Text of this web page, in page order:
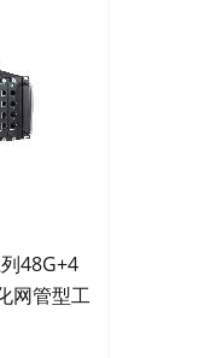
48G+4
网管型工